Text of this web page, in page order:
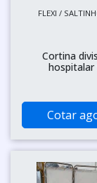
FLEXI /
Cortina
hospitalar
Cotar